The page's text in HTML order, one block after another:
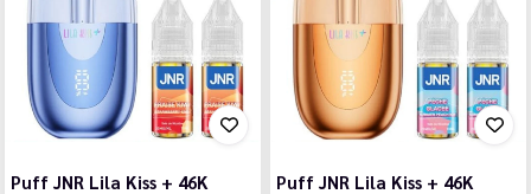
Puff JNR Lila Kiss + 46K
Puff JNR Lila Kiss + 46K